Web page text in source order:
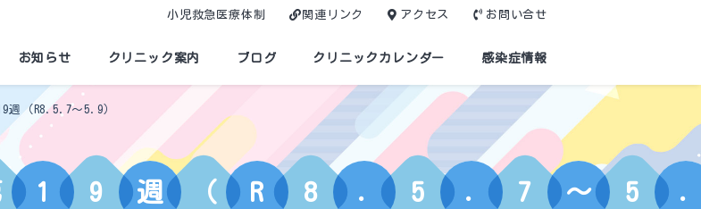
小児救急医療体制 関連リンク アクセス お問い合せ
お知らせ クリニック案内 ブログ クリニックカレンダー 感染症情報
週（R8.5.7〜5.9）
1 9 週 （ R 8 . 5 . 7 〜 5 .